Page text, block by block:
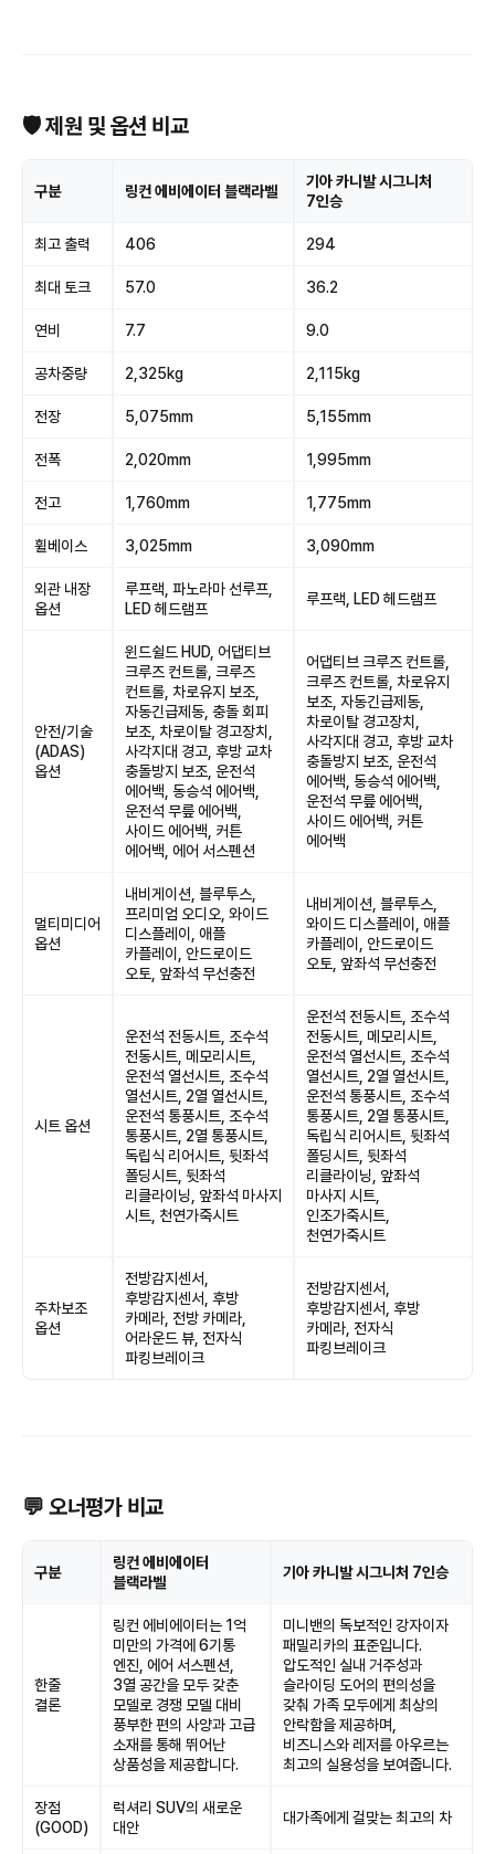
🛡 제원 및 옵션 비교
구분 링컨 에비에이터 블랙라벨
기아 카니발 시그니처
7인승
최고 출력 406 294
최대 토크 57.0 36.2
연비 7.7 9.0
공차중량 2,325kg 2,115kg
전장 5,075mm 5,155mm
전폭 2,020mm 1,995mm
전고 1,760mm 1,775mm
휠베이스 3,025mm 3,090mm
외관 내장
옵션
루프랙, 파노라마 선루프,
LED 헤드램프
루프랙, LED 헤드램프
안전/기술
(ADAS)
옵션
윈드쉴드 HUD, 어댑티브
크루즈 컨트롤, 크루즈
컨트롤, 차로유지 보조,
자동긴급제동, 충돌 회피
보조, 차로이탈 경고장치,
사각지대 경고, 후방 교차
충돌방지 보조, 운전석
에어백, 동승석 에어백,
운전석 무릎 에어백,
사이드 에어백, 커튼
에어백, 에어 서스펜션
어댑티브 크루즈 컨트롤,
크루즈 컨트롤, 차로유지
보조, 자동긴급제동,
차로이탈 경고장치,
사각지대 경고, 후방 교차
충돌방지 보조, 운전석
에어백, 동승석 에어백,
운전석 무릎 에어백,
사이드 에어백, 커튼
에어백
멀티미디어
옵션
내비게이션, 블루투스,
프리미엄 오디오, 와이드
디스플레이, 애플
카플레이, 안드로이드
오토, 앞좌석 무선충전
내비게이션, 블루투스,
와이드 디스플레이, 애플
카플레이, 안드로이드
오토, 앞좌석 무선충전
시트 옵션
운전석 전동시트, 조수석
전동시트, 메모리시트,
운전석 열선시트, 조수석
열선시트, 2열 열선시트,
운전석 통풍시트, 조수석
통풍시트, 2열 통풍시트,
독립식 리어시트, 뒷좌석
폴딩시트, 뒷좌석
리클라이닝, 앞좌석 마사지
시트, 천연가죽시트
운전석 전동시트, 조수석
전동시트, 메모리시트,
운전석 열선시트, 조수석
열선시트, 2열 열선시트,
운전석 통풍시트, 조수석
통풍시트, 2열 통풍시트,
독립식 리어시트, 뒷좌석
폴딩시트, 뒷좌석
리클라이닝, 앞좌석
마사지 시트,
인조가죽시트,
천연가죽시트
주차보조
옵션
전방감지센서,
후방감지센서, 후방
카메라, 전방 카메라,
어라운드 뷰, 전자식
파킹브레이크
전방감지센서,
후방감지센서, 후방
카메라, 전자식
파킹브레이크
💬 오너평가 비교
구분
링컨 에비에이터
블랙라벨
기아 카니발 시그니처 7인승
한줄
결론
링컨 에비에이터는 1억
미만의 가격에 6기통
엔진, 에어 서스펜션,
3열 공간을 모두 갖춘
모델로 경쟁 모델 대비
풍부한 편의 사양과 고급
소재를 통해 뛰어난
상품성을 제공합니다.
미니밴의 독보적인 강자이자
패밀리카의 표준입니다.
압도적인 실내 거주성과
슬라이딩 도어의 편의성을
갖춰 가족 모두에게 최상의
안락함을 제공하며,
비즈니스와 레저를 아우르는
최고의 실용성을 보여줍니다.
장점
(GOOD)
럭셔리 SUV의 새로운
대안
대가족에게 걸맞는 최고의 차